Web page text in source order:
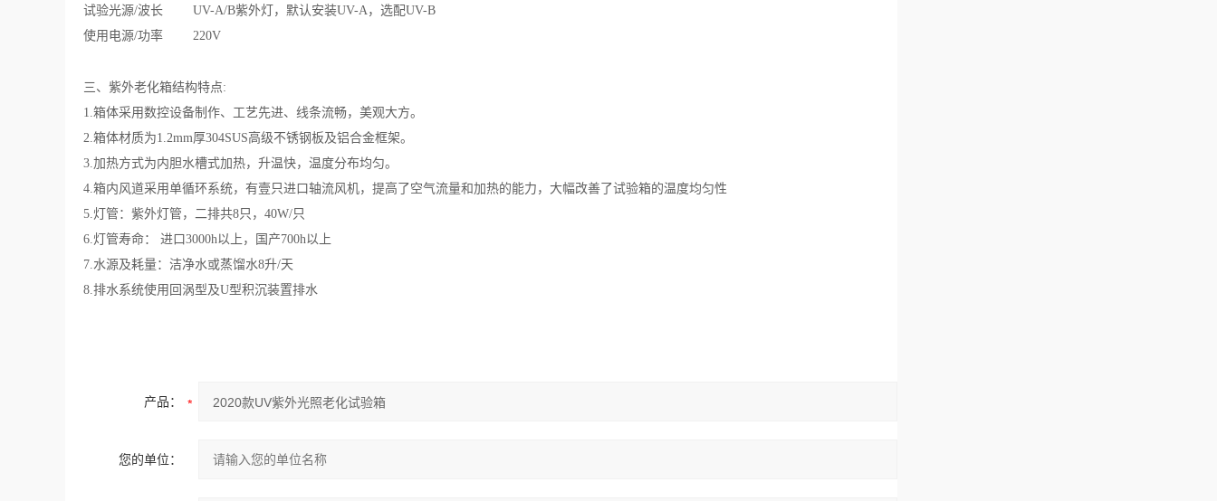
试验光源/波长
UV-A/B紫外灯，默认安装UV-A，选配UV-B
使用电源/功率
220V
三、紫外老化箱结构特点:
1.箱体采用数控设备制作、工艺先进、线条流畅，美观大方。
2.箱体材质为1.2mm厚304SUS高级不锈钢板及铝合金框架。
3.加热方式为内胆水槽式加热，升温快，温度分布均匀。
4.箱内风道采用单循环系统，有壹只进口轴流风机，提高了空气流量和加热的能力，大幅改善了试验箱的温度均匀性
5.灯管：紫外灯管，二排共8只，40W/只
6.灯管寿命： 进口3000h以上，国产700h以上
7.水源及耗量：洁净水或蒸馏水8升/天
8.排水系统使用回涡型及U型积沉装置排水
产品：
您的单位：